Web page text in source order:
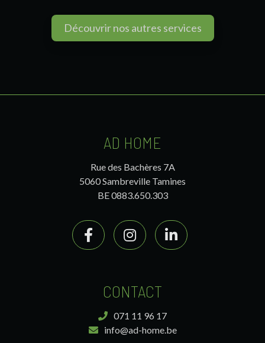
Découvrir nos autres services
AD HOME
Rue des Bachères 7A
5060 Sambreville Tamines
BE 0883.650.303
CONTACT
071 11 96 17
info@ad-home.be